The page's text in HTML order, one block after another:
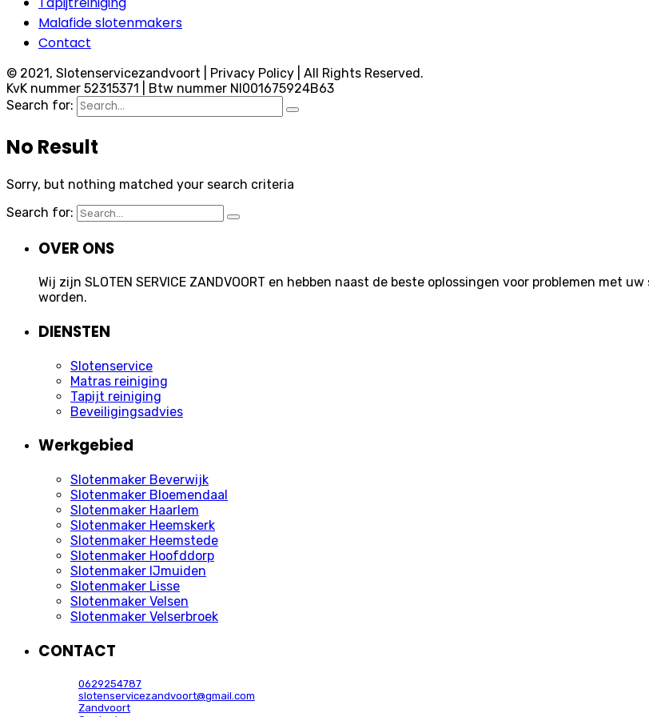
Malafide slotenmakers
Contact
© 2021, Slotenservicezandvoort | Privacy Policy | All Rights Reserved.
KvK nummer 52315371 | Btw nummer Nl001675924B63
Search for:
No Result
Sorry, but nothing matched your search criteria
Search for:
OVER ONS
Wij zijn SLOTEN SERVICE ZANDVOORT en hebben naast de beste oplossingen voor problemen met
worden.
DIENSTEN
Slotenservice
Matras reiniging
Tapijt reiniging
Beveiligingsadvies
Werkgebied
Slotenmaker Beverwijk
Slotenmaker Bloemendaal
Slotenmaker Haarlem
Slotenmaker Heemskerk
Slotenmaker Heemstede
Slotenmaker Hoofddorp
Slotenmaker IJmuiden
Slotenmaker Lisse
Slotenmaker Velsen
Slotenmaker Velserbroek
CONTACT
0629254787
slotenservicezandvoort@gmail.com
Zandvoort